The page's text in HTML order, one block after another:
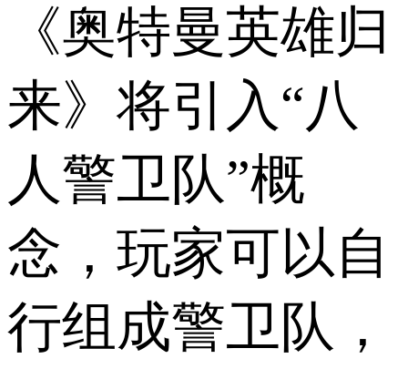
《奥特曼英雄归
来》将引入“八
人警卫队”概
念，玩家可以自
行组成警卫队，